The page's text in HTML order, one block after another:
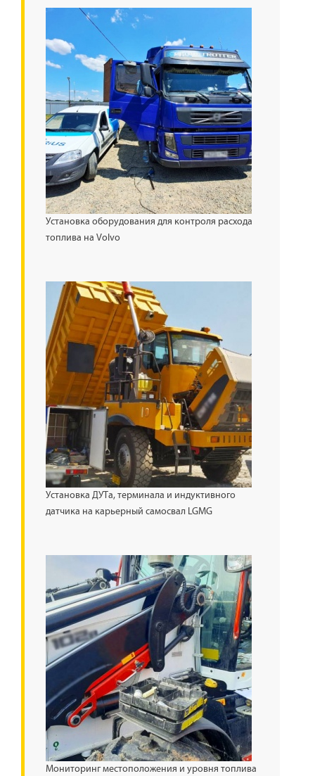
Установка оборудования для контроля расхода
топлива на Volvo
Установка ДУТа, терминала и индуктивного
датчика на карьерный самосвал LGMG
Мониторинг местоположения и уровня топлива